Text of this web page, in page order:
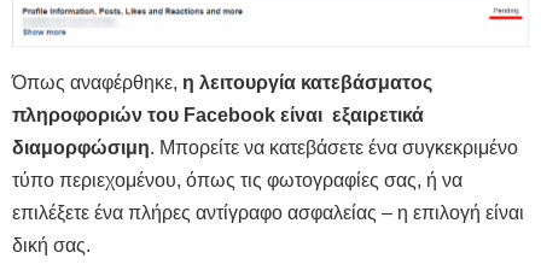
Όπως αναφέρθηκε, η λειτουργία κατεβάσματος
πληροφοριών του Facebook είναι εξαιρετικά
διαμορφώσιμη. Μπορείτε να κατεβάσετε ένα συγκεκριμένο
τύπο περιεχομένου, όπως τις φωτογραφίες σας, ή να
επιλέξετε ένα πλήρες αντίγραφο ασφαλείας – η επιλογή είναι
δική σας.